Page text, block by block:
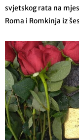
svjetskog rata na
Roma i Romkinja iz